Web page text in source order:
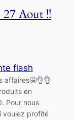
27 Aout !!
flash
affaires🤩👌👌
en
Pour nous
voulez profité